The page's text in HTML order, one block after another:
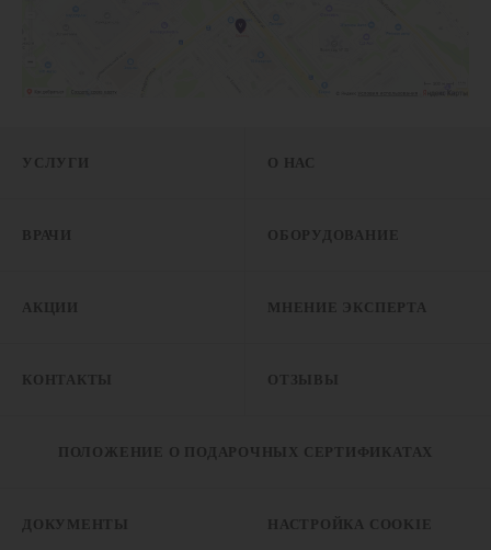
УСЛУГИ О НАС
ВРАЧИ ОБОРУДОВАНИЕ
АКЦИИ МНЕНИЕ ЭКСПЕРТА
КОНТАКТЫ ОТЗЫВЫ
ПОЛОЖЕНИЕ О ПОДАРОЧНЫХ СЕРТИФИКАТАХ
ДОКУМЕНТЫ НАСТРОЙКА COOKIE